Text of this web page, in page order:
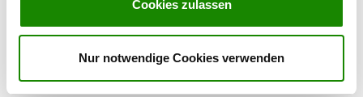
Cookies zulassen
Nur notwendige Cookies verwenden
Am Eulenberg 1
16835 Banzendorf